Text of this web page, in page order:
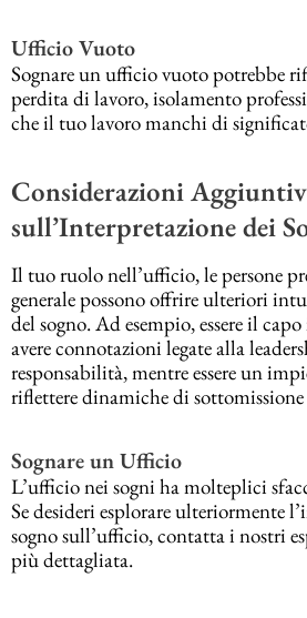
Ufficio Vuoto
Sognare un ufficio vuoto potrebbe
perdita di lavoro, isolamento
che il tuo lavoro manchi di
Considerazioni
sull’Interpretazione dei
Il tuo ruolo nell’ufficio, le persone
generale possono offrire ulteriori
del sogno. Ad esempio, essere il
avere connotazioni legate alla
responsabilità, mentre essere un
riflettere dinamiche di
Sognare un Ufficio
L’ufficio nei sogni ha molteplici
Se desideri esplorare ulteriormente
sogno sull’ufficio, contatta i nostri
più dettagliata.